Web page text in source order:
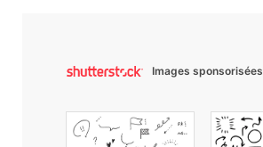
Images sponsorisées